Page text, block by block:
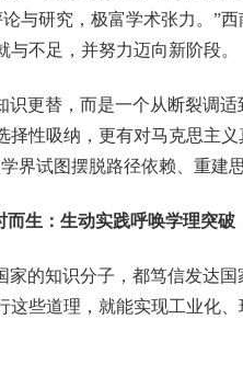
论与研究，极富学术张力。”
不足，并努力迈向新阶段。
识更替，而是一个从断裂调
性吸纳，更有对马克思主
界试图摆脱路径依赖、重建
而生：生动实践呼唤学理突破
的知识分子，都笃信发达国
些道理，就能实现工业化